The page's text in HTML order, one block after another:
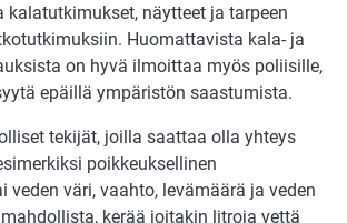
kalatutkimukset, näytteet ja tarpeen
Huomattavista kala- ja
on hyvä ilmoittaa myös poliisille,
epäillä ympäristön saastumista.
tekijät, joilla saattaa olla yhteys
poikkeuksellinen
veden väri, vaahto, levämäärä ja veden
kerää joitakin litroja vettä